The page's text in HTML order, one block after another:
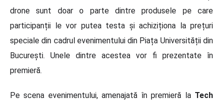
drone sunt doar o parte dintre produsele pe care
participanții le vor putea testa și achiziționa la prețuri
speciale din cadrul evenimentului din Piața Universității din
București. Unele dintre acestea vor fi prezentate în
premieră.
Pe scena evenimentului, amenajată în premieră la Tech